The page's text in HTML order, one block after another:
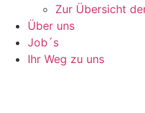
Zur Übersicht
Über uns
Job´s
Ihr Weg zu uns